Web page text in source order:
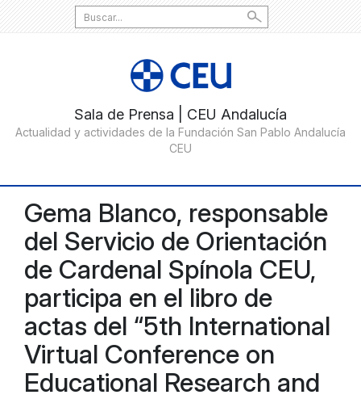
Search
for:
Gema Blanco, responsable
del Servicio de Orientación
de Cardenal Spínola CEU,
participa en el libro de
actas del “5th International
Virtual Conference on
Educational Research and